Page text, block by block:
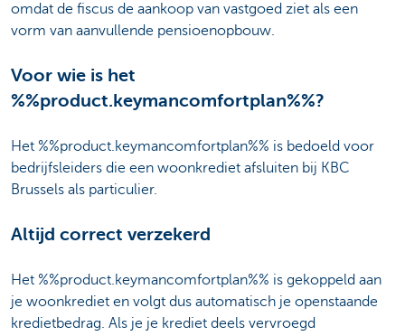
omdat de fiscus de aankoop van vastgoed ziet als een
vorm van aanvullende pensioenopbouw.
Voor wie is het
%%product.keymancomfortplan%%?
Het %%product.keymancomfortplan%% is bedoeld voor
bedrijfsleiders die een woonkrediet afsluiten bij KBC
Brussels als particulier.
Altijd correct verzekerd
Het %%product.keymancomfortplan%% is gekoppeld aan
je woonkrediet en volgt dus automatisch je openstaande
kredietbedrag. Als je je krediet deels vervroegd